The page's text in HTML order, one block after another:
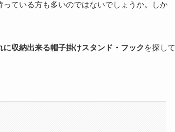
ている方も多いのではないでしょうか。しか
収納出来る帽子掛けスタンド・フック を探して